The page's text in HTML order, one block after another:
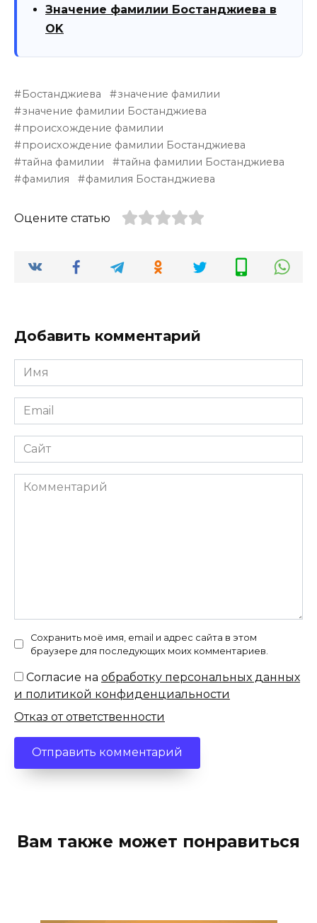
Значение фамилии Бостанджиева в
OK
Бостанджиева
значение фамилии
значение фамилии Бостанджиева
происхождение фамилии
происхождение фамилии Бостанджиева
тайна фамилии
тайна фамилии Бостанджиева
фамилия
фамилия Бостанджиева
Оцените статью
Добавить комментарий
Имя
*
Email
*
Сайт
Комментарий
Сохранить моё имя, email и адрес сайта в этом
браузере для последующих моих комментариев.
Согласие на обработку персональных данных
и политикой конфиденциальности
Отказ от ответственности
Вам также может понравиться